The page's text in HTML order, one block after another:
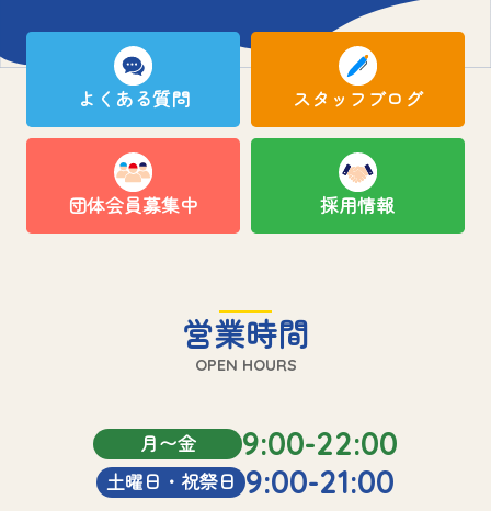
よくある質問 スタッフブログ
団体会員募集中 採用情報
営業時間
OPEN HOURS
月〜金 9:00-22:00
土曜日・祝祭日 9:00-21:00